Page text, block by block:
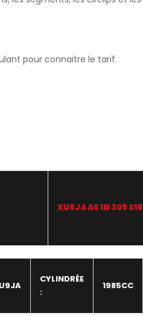
pour connaitre le tarif.
XU9J4 AS IN 309 S16
CYLINDRÉE
:
1985CC